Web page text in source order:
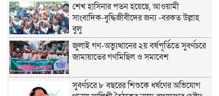
শেখ হাসিনার পতন হয়েছে, আওয়ামী
সাংবাদিক-বুদ্ধিজীবীদের জন্য -বরকত উল্লাহ
বুলু
জুলাই গণ-অভ্যুত্থানের ২য় বর্ষপূর্তিতে সুবর্ণচরে
জামায়াতের গণমিছিল ও সমাবেশ
সুবর্ণচরে ৮ বছরের শিশুকে ধর্ষণের অভিযোগ